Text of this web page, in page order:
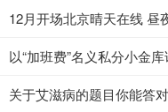
12月开场北京晴天在线
以“加班费”名义私分小金
关于艾滋病的题目你能答